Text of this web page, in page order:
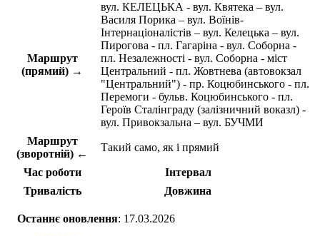
Маршрут
(прямий) →
вул. КЕЛЕЦЬКА - вул. Квятека – вул.
Василя Порика – вул. Воїнів-
Інтернаціоналістів – вул. Келецька – вул.
Пирогова - пл. Гагаріна - вул. Соборна -
пл. Незалежності - вул. Соборна - міст
Центральний - пл. Жовтнева (автовокзал
"Центральний") - пр. Коцюбинського - пл.
Перемоги - бульв. Коцюбинського - пл.
Героїв Сталінграду (залізничний воказл) -
вул. Привокзальна – вул. БУЧМИ
Маршрут
(зворотній) ←
Такий само, як і прямий
Час роботи
Інтервал
Тривалість
Довжина
Останнє оновлення: 17.03.2026